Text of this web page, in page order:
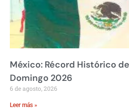
México: Récord Histórico
Domingo 2026
6 de agosto, 2026
Leer más »